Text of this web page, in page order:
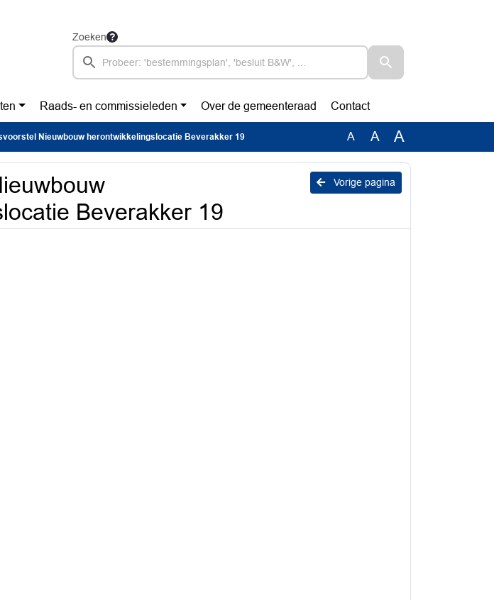
Zoeken
Raads- en commissieleden Over de gemeenteraad Contact
Nieuwbouw herontwikkelingslocatie Beverakker 19 A A A
Vorige pagina
Beverakker 19